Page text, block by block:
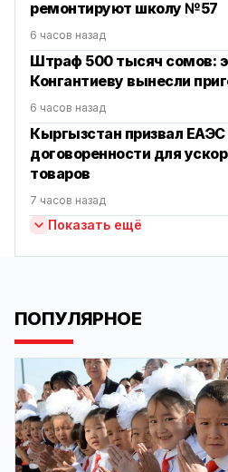
ремонтируют школу №57
6 часов назад
Штраф 500 тысяч сомов:
Конгантиеву вынесли
6 часов назад
Кыргызстан призвал
договоренности для
товаров
7 часов назад
Показать ещё
ПОПУЛЯРНОЕ